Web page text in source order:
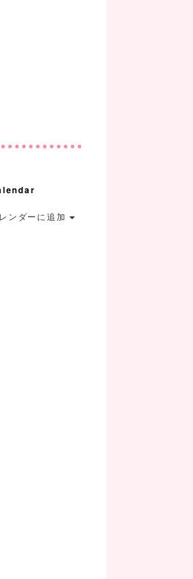
ンダーに追加